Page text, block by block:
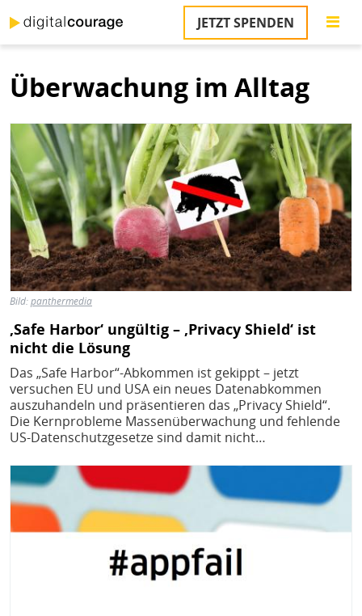
zum
Inhalt
JETZT SPENDEN
Überwachung im Alltag
Bild
Bild:panthermedia
‚Safe Harbor‘ ungültig – ‚Privacy Shield‘ ist
nicht die Lösung
Das „Safe Harbor“-Abkommen ist gekippt – jetzt
versuchen EU und USA ein neues Datenabkommen
auszuhandeln und präsentieren das „Privacy Shield“.
Die Kernprobleme Massenüberwachung und fehlende
US-Datenschutzgesetze sind damit nicht…
Bild
&